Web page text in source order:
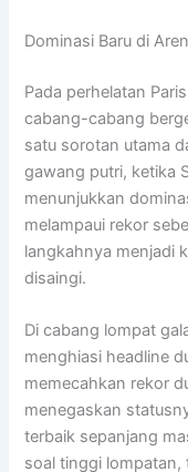
Dominasi Baru di
Pada perhelatan
cabang-cabang
satu sorotan utama
gawang putri, ketika
menunjukkan
melampaui rekor
langkahnya menjadi
disaingi.
Di cabang lompat
menghiasi headline
memecahkan rekor
menegaskan
terbaik sepanjang
soal tinggi lompatan,